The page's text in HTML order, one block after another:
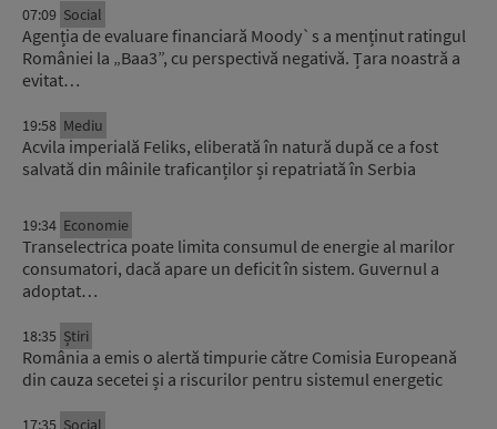
07:09 Social
Agenția de evaluare financiară Moody`s a menținut ratingul
României la „Baa3”, cu perspectivă negativă. Țara noastră a
evitat…
19:58 Mediu
Acvila imperială Feliks, eliberată în natură după ce a fost
salvată din mâinile traficanților și repatriată în Serbia
19:34 Economie
Transelectrica poate limita consumul de energie al marilor
consumatori, dacă apare un deficit în sistem. Guvernul a
adoptat…
18:35 Știri
România a emis o alertă timpurie către Comisia Europeană
din cauza secetei și a riscurilor pentru sistemul energetic
17:35 Social